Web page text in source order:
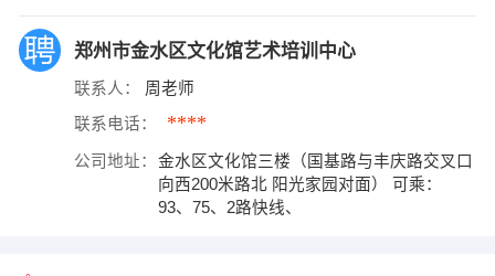
郑州市金水区文化馆艺术培训中心
联系人： 周老师
联系电话： ****
公司地址：
金水区文化馆三楼（国基路与丰庆路交叉口
向西200米路北 阳光家园对面） 可乘：
93、75、2路快线、